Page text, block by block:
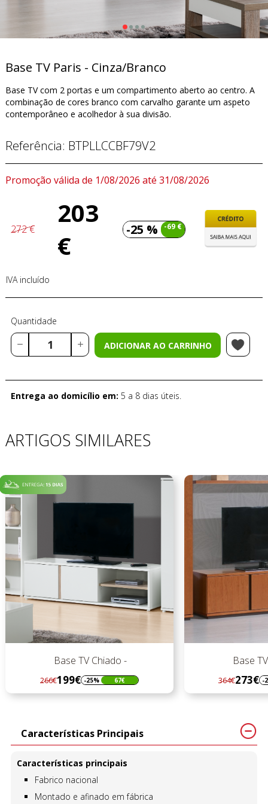
Base TV Paris - Cinza/Branco
Base TV com 2 portas e um compartimento aberto ao centro. A
combinação de cores branco com carvalho garante um aspeto
contemporâneo e acolhedor à sua divisão.
Referência: BTPLLCCBF79V2
Promoção válida de 1/08/2026 até 31/08/2026
272 €
203
€
-25 % -69 €
IVA incluído
Quantidade
ADICIONAR AO CARRINHO
Entrega ao domicílio em: 5 a 8 dias úteis.
ARTIGOS SIMILARES
Base TV Chiado -
preço
199€ -25% 67€
Base TV Chiado -
preço
273€ -25% 91€
Características Principais
Características principais
Fabrico nacional
Montado e afinado em fábrica